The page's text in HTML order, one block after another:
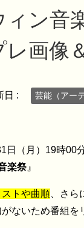
ィン音
レ画像
日 : 芸能（アー
日（月）19時00
楽祭』
トや曲順 、さら
ないため番組を